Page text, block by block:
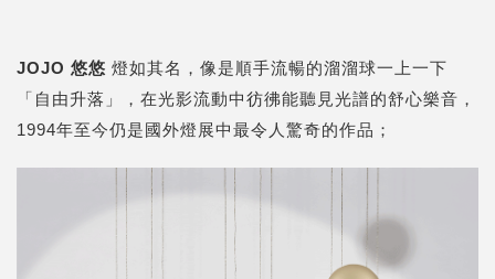
JOJO 悠悠 燈如其名，像是順手流暢的溜溜球一上一下
「自由升落」，在光影流動中彷彿能聽見光譜的舒心樂音，
1994年至今仍是國外燈展中最令人驚奇的作品；